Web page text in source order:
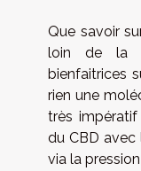
Que savoir
loin de la
bienfaitrices
rien une
très
du CBD avec
via la